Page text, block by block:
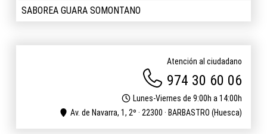
SABOREA GUARA SOMONTANO
Atención al ciudadano
974 30 60 06
Lunes-Viernes de 9:00h a 14:00h
Av. de Navarra, 1, 2º · 22300 · BARBASTRO (Huesca)